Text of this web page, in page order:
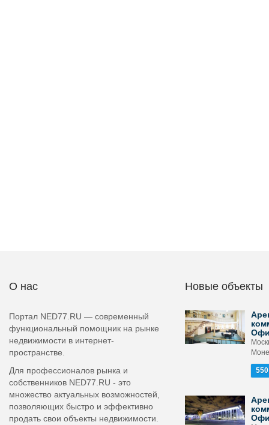
О нас
Портал NED77.RU — современный
функциональный помощник на рынке
недвижимости в интернет-
пространстве.
Для профессионалов рынка и
собственников NED77.RU - это
множество актуальных возможностей,
позволяющих быстро и эффективно
продать свои объекты недвижимости.
Новые объекты